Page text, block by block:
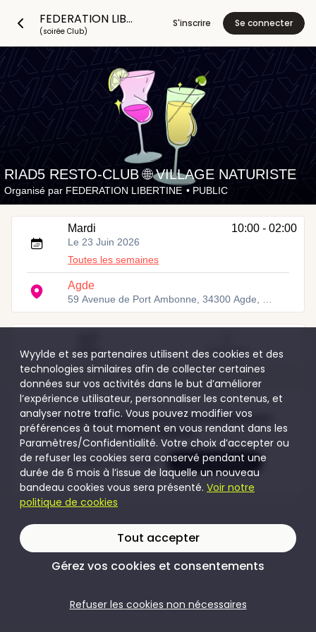
FEDERATION LIBERTINE
(soirée Club)
S'inscrire Se connecter
RIAD5 RESTO-CLUB 🌐 VILLAGE NATURISTE
Organisé par FEDERATION LIBERTINE • PUBLIC
Mardi 10:00 - 02:00
Le 23 Juin 2026
Toutes les semaines
Agde
59 Avenue de Port Ambonne, 34300 Agde, France
Visites Participant
Pour accéder au contenu de cet évènement
rejoins Wyylde
Je crée mon compte Je me connecte
Wyylde et ses partenaires utilisent des cookies et des
technologies similaires afin de collecter certaines
données sur vos activités dans le but d’améliorer
l’expérience utilisateur, personnaliser les contenus, et
analyser notre trafic. Vous pouvez modifier vos
préférences à tout moment en vous rendant dans les
Paramètres/Confidentialité. Votre choix d’accepter ou
de refuser les cookies sera conservé pendant une
durée de 6 mois à l’issue de laquelle un nouveau
bandeau cookies vous sera présenté. Voir notre
politique de cookies
Tout accepter
Gérez vos cookies et consentements
Refuser les cookies non nécessaires